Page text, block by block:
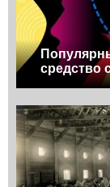
средство